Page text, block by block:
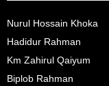
Nurul Hossain Khoka
Hadidur Rahman
Km Zahirul Qaiyum
Biplob Rahman